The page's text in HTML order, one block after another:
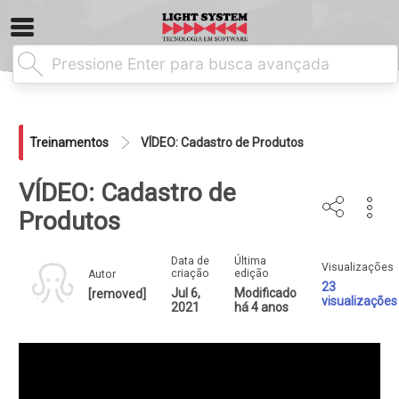
Treinamentos VÍDEO: Cadastro de Produtos
VÍDEO: Cadastro de
Produtos
Autor
[removed]
Data de
criação
Jul 6,
2021
Última
edição
Modificado
há 4 anos
Visualizações
23
visualizações